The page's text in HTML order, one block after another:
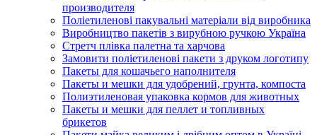
производителя
Поліетиленові пакувальні матеріали від виробника
Виробництво пакетів з вирубною ручкою Україна
Стретч плівка палетна та харчова
Замовити поліетиленові пакети з друком логотипу
Пакеты для кошачьего наполнителя
Пакеты и мешки для удобрений, грунта, компоста
Полиэтиленовая упаковка кормов для животных
Пакеты и мешки для пеллет и топливных
брикетов